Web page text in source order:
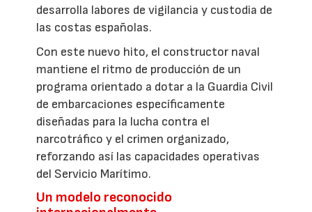
desarrolla labores de vigilancia y custodia de
las costas españolas.
Con este nuevo hito, el constructor naval
mantiene el ritmo de producción de un
programa orientado a dotar a la Guardia Civil
de embarcaciones específicamente
diseñadas para la lucha contra el
narcotráfico y el crimen organizado,
reforzando así las capacidades operativas
del Servicio Marítimo.
Un modelo reconocido